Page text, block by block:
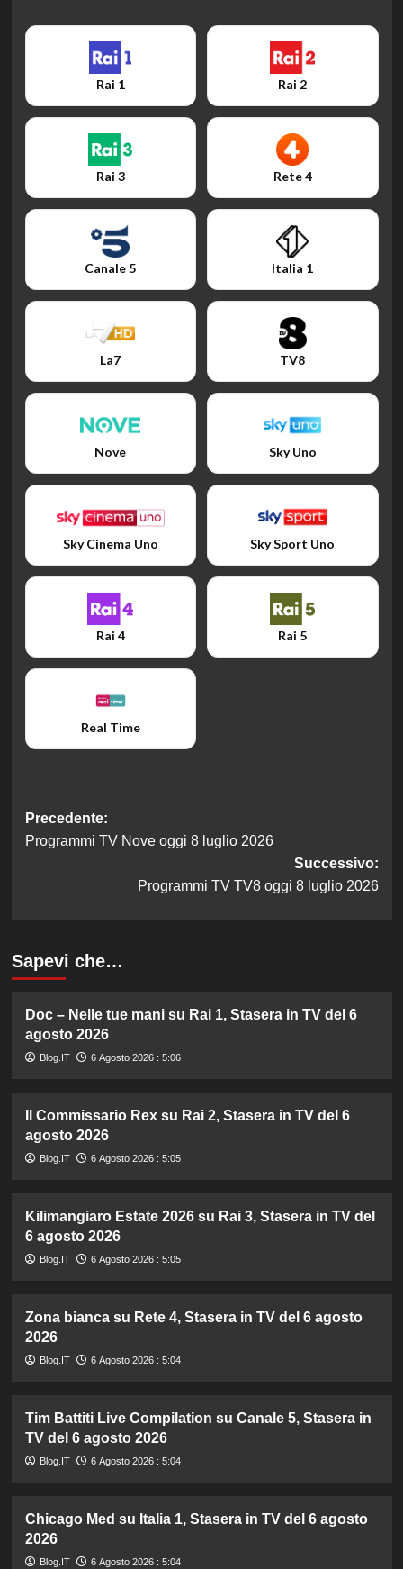
Rai 1 Rai 2
Rai 3 Rete 4
Canale 5 Italia 1
La7 TV8
Nove Sky Uno
Sky Cinema Uno Sky Sport Uno
Rai 4 Rai 5
Real Time
Navigazione
articolo
Precedente:
Programmi TV Nove oggi 8 luglio 2026
Successivo:
Programmi TV TV8 oggi 8 luglio 2026
Sapevi che…
Doc – Nelle tue mani su Rai 1, Stasera in TV del 6
agosto 2026
Blog.IT 6 Agosto 2026 : 5:06
Il Commissario Rex su Rai 2, Stasera in TV del 6
agosto 2026
Blog.IT 6 Agosto 2026 : 5:05
Kilimangiaro Estate 2026 su Rai 3, Stasera in TV del
6 agosto 2026
Blog.IT 6 Agosto 2026 : 5:05
Zona bianca su Rete 4, Stasera in TV del 6 agosto
2026
Blog.IT 6 Agosto 2026 : 5:04
Tim Battiti Live Compilation su Canale 5, Stasera in
TV del 6 agosto 2026
Blog.IT 6 Agosto 2026 : 5:04
Chicago Med su Italia 1, Stasera in TV del 6 agosto
2026
Blog.IT 6 Agosto 2026 : 5:04